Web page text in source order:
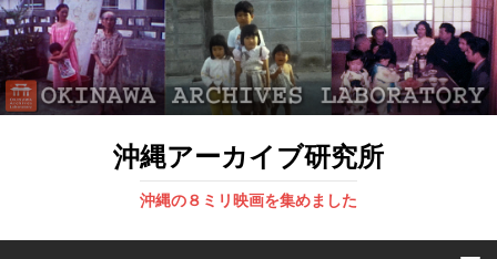
沖縄アーカイブ研究所
沖縄の８ミリ映画を集めました